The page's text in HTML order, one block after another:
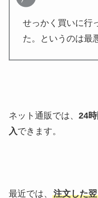
せっかく買いに行
た。というのは最
ネット通販では、 24
入できます。
最近では、 注文した